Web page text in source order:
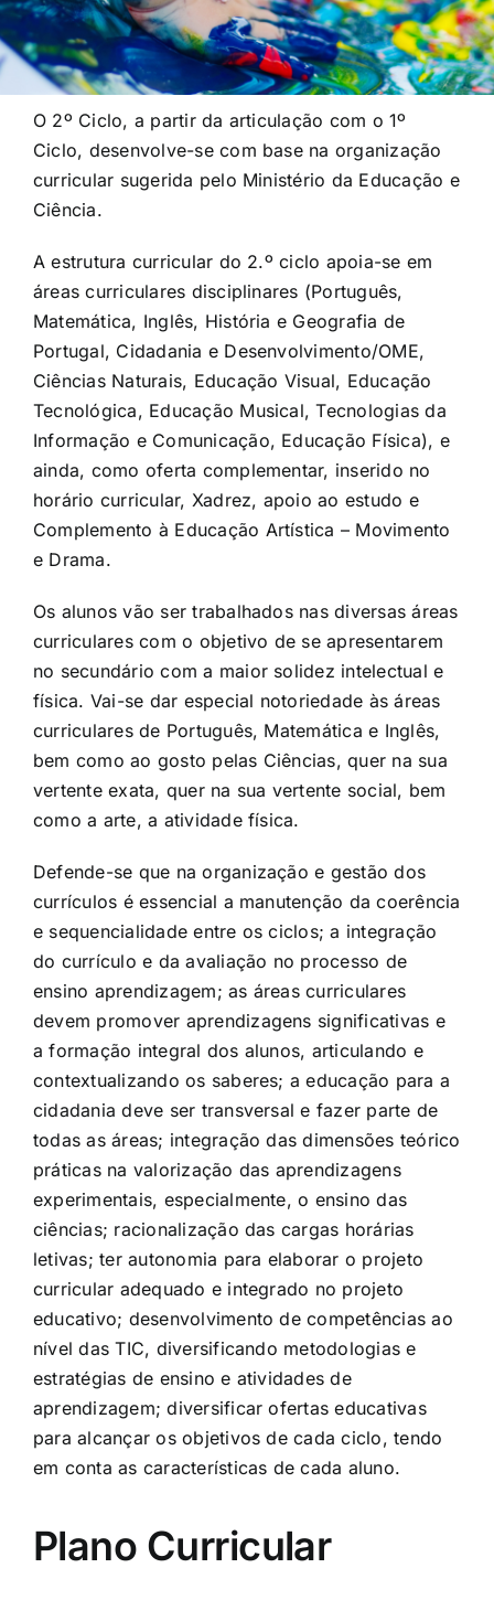
O 2º Ciclo, a partir da articulação com o 1º
Ciclo, desenvolve-se com base na organização
curricular sugerida pelo Ministério da Educação e
Ciência.
A estrutura curricular do 2.º ciclo apoia-se em
áreas curriculares disciplinares (Português,
Matemática, Inglês, História e Geografia de
Portugal, Cidadania e Desenvolvimento/OME,
Ciências Naturais, Educação Visual, Educação
Tecnológica, Educação Musical, Tecnologias da
Informação e Comunicação, Educação Física), e
ainda, como oferta complementar, inserido no
horário curricular, Xadrez, apoio ao estudo e
Complemento à Educação Artística – Movimento
e Drama.
Os alunos vão ser trabalhados nas diversas áreas
curriculares com o objetivo de se apresentarem
no secundário com a maior solidez intelectual e
física. Vai-se dar especial notoriedade às áreas
curriculares de Português, Matemática e Inglês,
bem como ao gosto pelas Ciências, quer na sua
vertente exata, quer na sua vertente social, bem
como a arte, a atividade física.
Defende-se que na organização e gestão dos
currículos é essencial a manutenção da coerência
e sequencialidade entre os ciclos; a integração
do currículo e da avaliação no processo de
ensino aprendizagem; as áreas curriculares
devem promover aprendizagens significativas e
a formação integral dos alunos, articulando e
contextualizando os saberes; a educação para a
cidadania deve ser transversal e fazer parte de
todas as áreas; integração das dimensões teórico
práticas na valorização das aprendizagens
experimentais, especialmente, o ensino das
ciências; racionalização das cargas horárias
letivas; ter autonomia para elaborar o projeto
curricular adequado e integrado no projeto
educativo; desenvolvimento de competências ao
nível das TIC, diversificando metodologias e
estratégias de ensino e atividades de
aprendizagem; diversificar ofertas educativas
para alcançar os objetivos de cada ciclo, tendo
em conta as características de cada aluno.
Plano Curricular